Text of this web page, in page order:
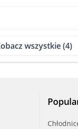
wszystkie (4)